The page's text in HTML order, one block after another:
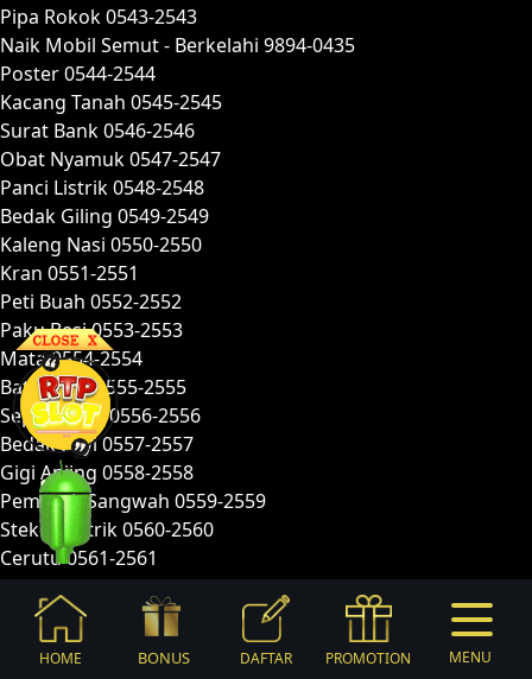
Pipa Rokok 0543-2543
Naik Mobil Semut - Berkelahi 9894-0435
Poster 0544-2544
Kacang Tanah 0545-2545
Surat Bank 0546-2546
Obat Nyamuk 0547-2547
Panci Listrik 0548-2548
Bedak Giling 0549-2549
Kaleng Nasi 0550-2550
Kran 0551-2551
Peti Buah 0552-2552
Paku Besi 0553-2553
Mata 0554-2554
Batu Asah 0555-2555
Sepatu Bayi 0556-2556
Bedak Bayi 0557-2557
Gigi Anjing 0558-2558
Pemasak Sangwah 0559-2559
Steker Listrik 0560-2560
Cerutu 0561-2561
Bass Besar 0562-2562
Lilin Putih 0563-2563
Lilin Merah 0564-2564
Notes Peredaran 0565-2565
HOME BONUS DAFTAR PROMOTION MENU